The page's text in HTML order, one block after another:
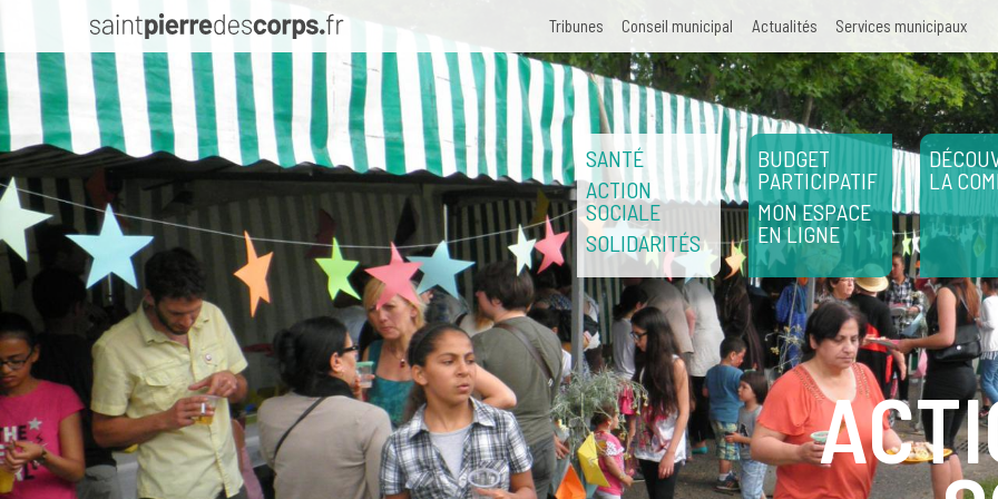
Aller au contenu principal
Tribunes Conseil municipal Actualités Services municipaux
SANTÉ
ACTION
SOCIALE
SOLIDARITÉS
BUDGET
PARTICIPATIF
MON ESPACE
EN LIGNE
LA